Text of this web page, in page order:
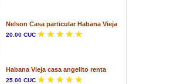
Nelson Casa particular Habana Vieja
20.00 CUC
Habana Vieja casa angelito renta
25.00 CUC